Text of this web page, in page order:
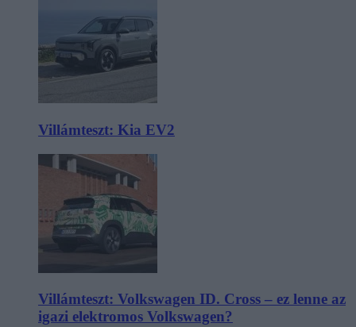
Villámteszt: Kia EV2
Villámteszt: Volkswagen ID. Cross – ez lenne az
igazi elektromos Volkswagen?